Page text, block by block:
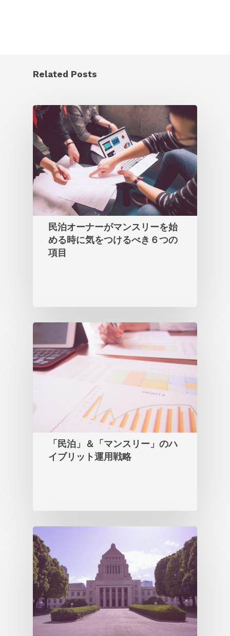
Related Posts
民泊オーナーがマンスリーを始
める時に気をつけるべき６つの
項目
「民泊」＆「マンスリー」のハ
イブリット運用戦略